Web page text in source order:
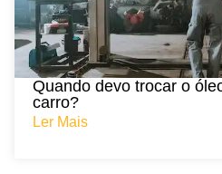
Quando devo trocar o
carro?
Ler Mais